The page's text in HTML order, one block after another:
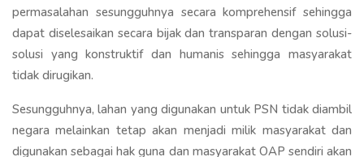
permasalahan sesungguhnya secara komprehensif sehingga
dapat diselesaikan secara bijak dan transparan dengan solusi-
solusi yang konstruktif dan humanis sehingga masyarakat
tidak dirugikan.
Sesungguhnya, lahan yang digunakan untuk PSN tidak diambil
negara melainkan tetap akan menjadi milik masyarakat dan
digunakan sebagai hak guna dan masyarakat OAP sendiri akan